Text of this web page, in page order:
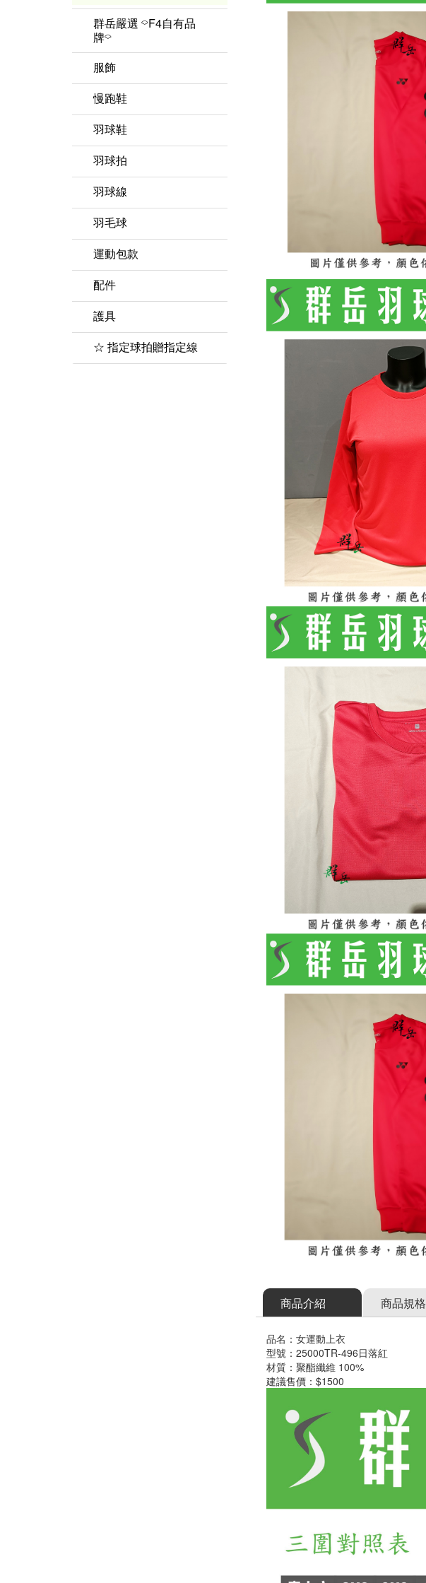
群岳嚴選 ⌔F4自有品
牌⌔
服飾
男上衣
女上衣
女下著
男下著
兒童款
慢跑鞋
羽球鞋
YONEX優乃克
MIZUNO美津濃
兒童款 羽球鞋
羽球拍
羽球線
羽毛球
運動包款
鞋袋
羽球矩形包/背包
配件
握把布
襪子&毛巾
護具
☆ 指定球拍贈指定線
商品介紹 商品規格
品名：女運動上衣
型號：25000TR-496日落紅
材質：聚酯纖維 100%
建議售價：$1500